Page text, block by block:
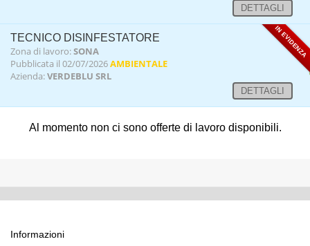
DETTAGLI
IN EVIDENZA
TECNICO DISINFESTATORE
Zona di lavoro:SONA
Pubblicata il 02/07/2026AMBIENTALE
Azienda:VERDEBLU SRL
DETTAGLI
Al momento non ci sono offerte di lavoro disponibili.
Informazioni